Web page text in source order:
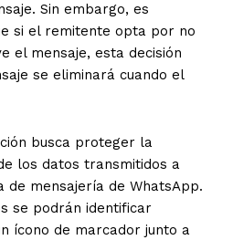
Sin embargo, es
si el remitente opta por no
el mensaje, esta decisión
se eliminará cuando el
busca proteger la
los datos transmitidos a
mensajería de WhatsApp.
se podrán identificar
ícono de marcador junto a